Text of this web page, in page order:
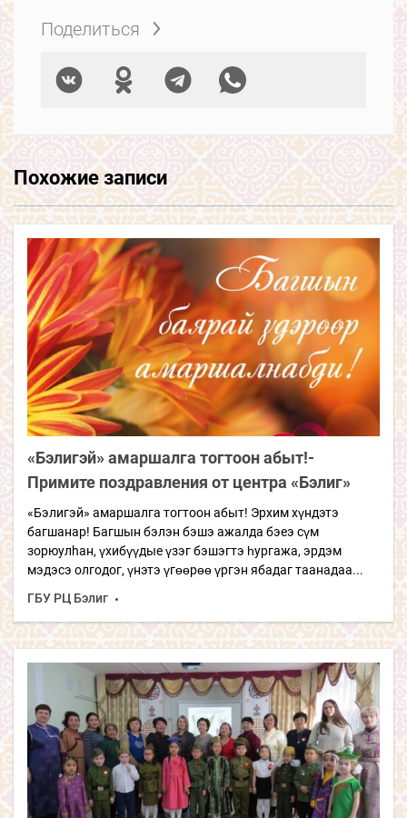
Поделиться
Похожие записи
«Бэлигэй» амаршалга тогтоон абыт!-
Примите поздравления от центра «Бэлиг»
«Бэлигэй» амаршалга тогтоон абыт! Эрхим хүндэтэ
багшанар! Багшын бэлэн бэшэ ажалда бэеэ сүм
зорюулhан, үхибүүдые үзэг бэшэгтэ һургажа, эрдэм
мэдэсэ олгодог, үнэтэ үгөөрөө үргэн ябадаг таанадаа...
ГБУ РЦ Бэлиг